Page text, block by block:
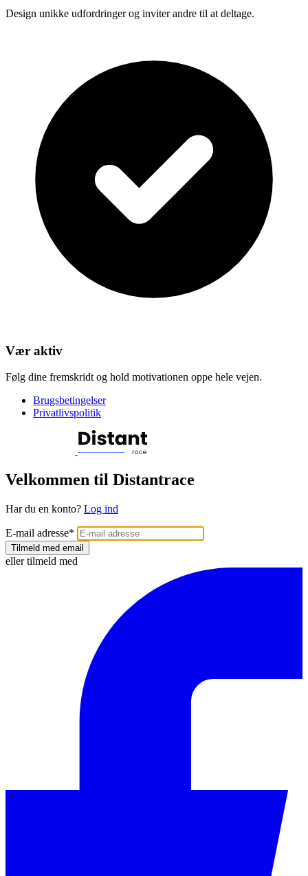
Design unikke udfordringer og inviter andre til at deltage.
Vær aktiv
Følg dine fremskridt og hold motivationen oppe hele vejen.
Brugsbetingelser
Privatlivspolitik
Velkommen til Distantrace
Har du en konto? Log ind
E-mail adresse*
Tilmeld med email
eller tilmeld med